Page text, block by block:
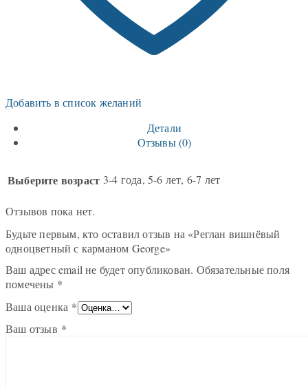
Добавить в список желаний
Детали
Отзывы (0)
Выберите возраст 3-4 года, 5-6 лет, 6-7 лет
Отзывов пока нет.
Будьте первым, кто оставил отзыв на «Реглан вишнёвый
одноцветный с карманом George»
Ваш адрес email не будет опубликован. Обязательные поля
помечены *
Ваша оценка *
Ваш отзыв *